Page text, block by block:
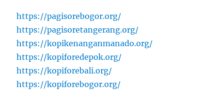
https://pagisorebogor.org/
https://pagisoretangerang.org/
https://kopikenanganmanado.org/
https://kopiforedepok.org/
https://kopiforebali.org/
https://kopiforebogor.org/